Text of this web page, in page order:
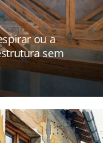
ou a
sem